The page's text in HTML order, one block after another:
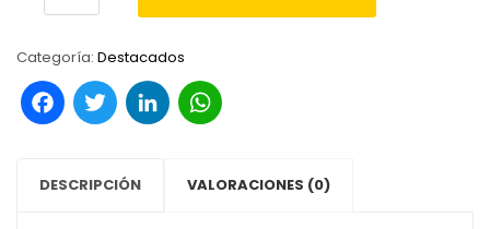
Categoría: Destacados
Facebook
TwitterLinkedIn
DESCRIPCIÓN VALORACIONES (0)